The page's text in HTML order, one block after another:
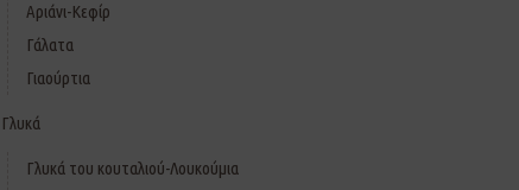
Αριάνι-Κεφίρ
Γάλατα
Γιαούρτια
Γλυκά
Γλυκά του κουταλιού-Λουκούμια